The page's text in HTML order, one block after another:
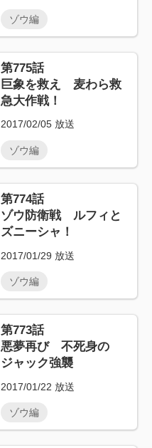
ゾウ編
第775話
巨象を救え 麦わら救
急大作戦！
2017/02/05 放送
ゾウ編
第774話
ゾウ防衛戦 ルフィと
ズニーシャ！
2017/01/29 放送
ゾウ編
第773話
悪夢再び 不死身の
ジャック強襲
2017/01/22 放送
ゾウ編